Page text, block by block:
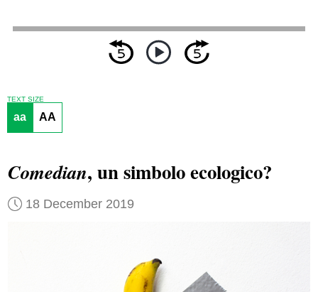
TEXT SIZE
aa AA
Comedian, un simbolo ecologico?
18 December 2019